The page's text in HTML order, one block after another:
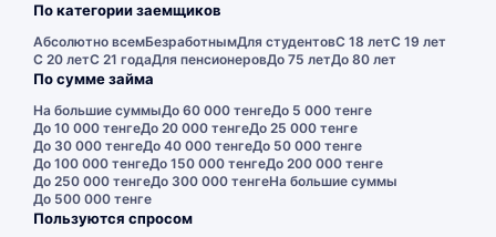
По категории заемщиков
Абсолютно всемБезработнымДля студентовС 18 летС 19 лет
С 20 летС 21 годаДля пенсионеровДо 75 летДо 80 лет
По сумме займа
На большие суммыДо 60 000 тенгеДо 5 000 тенге
До 10 000 тенгеДо 20 000 тенгеДо 25 000 тенге
До 30 000 тенгеДо 40 000 тенгеДо 50 000 тенге
До 100 000 тенгеДо 150 000 тенгеДо 200 000 тенге
До 250 000 тенгеДо 300 000 тенгеНа большие суммы
До 500 000 тенге
Пользуются спросом